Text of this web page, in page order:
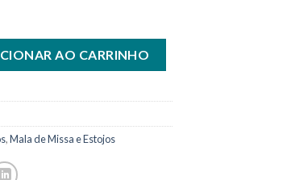
AO CARRINHO
,Mala de Missa e Estojos